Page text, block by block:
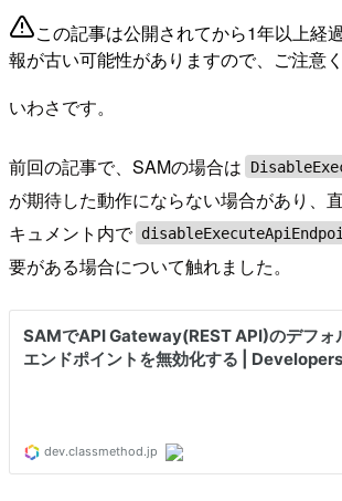
この記事は公開されてから1年以上経
報が古い可能性がありますので、ご注意く
いわさです。
前回の記事で、SAMの場合は
が期待した動作にならない場合があり、
キュメント内で
要がある場合について触れました。